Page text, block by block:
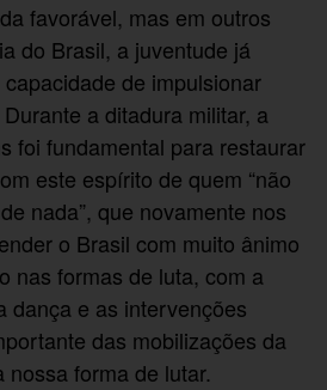
favorável, mas em outros
do Brasil, a juventude já
de impulsionar
a ditadura militar, a
foi fundamental para restaurar
este espírito de quem “não
nada”, que novamente nos
o Brasil com muito ânimo
nas formas de luta, com a
dança e as intervenções
das mobilizações da
forma de lutar.